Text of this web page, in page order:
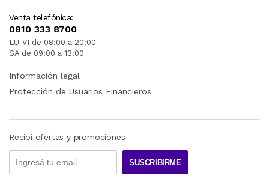
Venta telefónica:
0810 333 8700
LU-VI de 08:00 a 20:00
SA de 09:00 a 13:00
Información legal
Protección de Usuarios Financieros
Recibí ofertas y promociones
SUSCRIBIRME